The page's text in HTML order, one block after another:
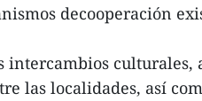
decooperación
culturales,
las localidades, así